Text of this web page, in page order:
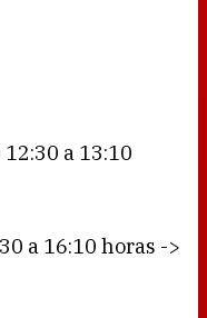
a 13:10
a 16:10 horas ->